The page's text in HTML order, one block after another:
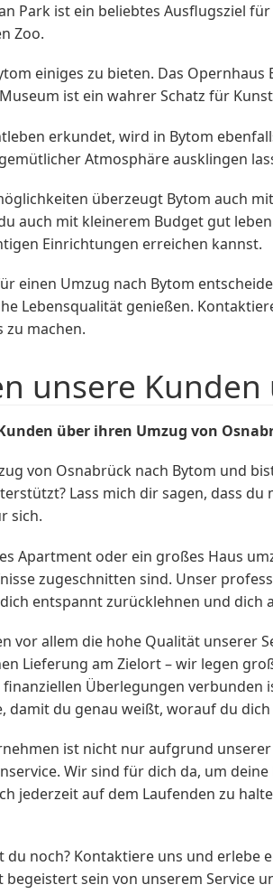
Park ist ein beliebtes Ausflugsziel
Zoo.
einiges zu bieten. Das
ist ein wahrer Schatz für
erkundet, wird in Bytom
Atmosphäre ausklingen
überzeugt Bytom auch
auch mit kleinerem Budget gut
Einrichtungen erreichen kannst.
einen Umzug nach Bytom
Lebensqualität genießen.
zu machen.
unsere
über ihren Umzug von
von Osnabrück nach Bytom und
Lass mich dir sagen, dass
sich.
Apartment oder ein großes Haus
zugeschnitten sind. Unser
entspannt zurücklehnen und dich
vor allem die hohe Qualität unserer
Lieferung am Zielort – wir legen
Überlegungen
damit du genau weißt, worauf du dich
ist nicht nur aufgrund
Wir sind für dich da, um
jederzeit auf dem Laufenden zu
noch? Kontaktiere uns und erlebe
sein von unserem Service